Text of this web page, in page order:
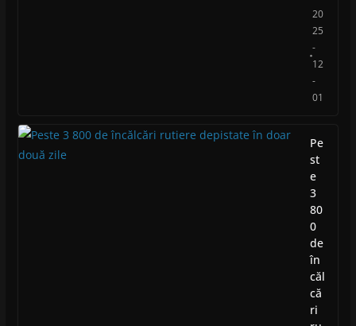
20
25
-
12
-
01
Pe
st
e
3
80
0
de
în
căl
că
ri